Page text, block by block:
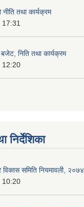
तथा कार्यक्रम
निति तथा कार्यक्रम
12:20
विकास समिति नियमावली, २०७४
10:20